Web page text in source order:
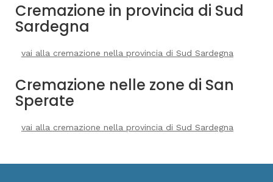
Cremazione in provincia di Sud
Sardegna
vai alla cremazione nella provincia di Sud Sardegna
Cremazione nelle zone di San
Sperate
vai alla cremazione nella provincia di Sud Sardegna